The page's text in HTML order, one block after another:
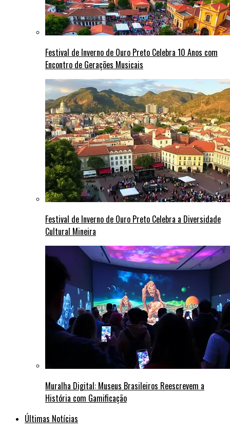
Festival de Inverno de Ouro Preto Celebra 10 Anos com
Encontro de Gerações Musicais
Festival de Inverno de Ouro Preto Celebra a Diversidade
Cultural Mineira
Muralha Digital: Museus Brasileiros Reescrevem a
História com Gamificação
Últimas Notícias